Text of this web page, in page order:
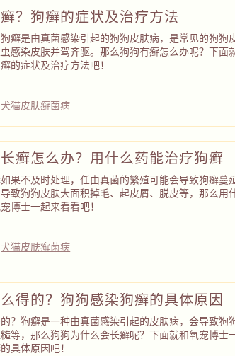
？狗癣的症状及治疗方法
癣是由真菌感染引起的狗狗皮肤病，是常见的狗狗
感染皮肤并驾齐驱。那么狗狗有癣怎么办呢？下面
的症状及治疗方法吧！
犬猫皮肤癣菌病
癣怎么办？用什么药能治疗狗癣
果不及时处理，任由真菌的繁殖可能会导致狗癣蔓
致狗狗皮肤大面积掉毛、起皮屑、脱皮等，那么用
博士一起来看看吧！
犬猫皮肤癣菌病
得的？狗狗感染狗癣的具体原因
？狗癣是一种由真菌感染引起的皮肤病，会导致狗
等，那么狗狗为什么会长癣呢？下面就和氧宠博士
具体原因吧！